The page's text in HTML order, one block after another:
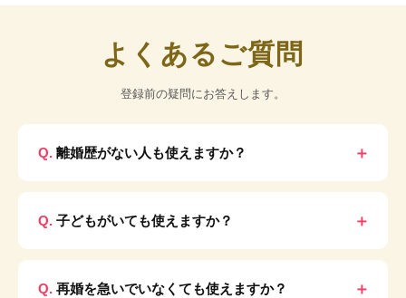
よくあるご質問
登録前の疑問にお答えします。
離婚歴がない人も使えますか？
子どもがいても使えますか？
再婚を急いでいなくても使えますか？